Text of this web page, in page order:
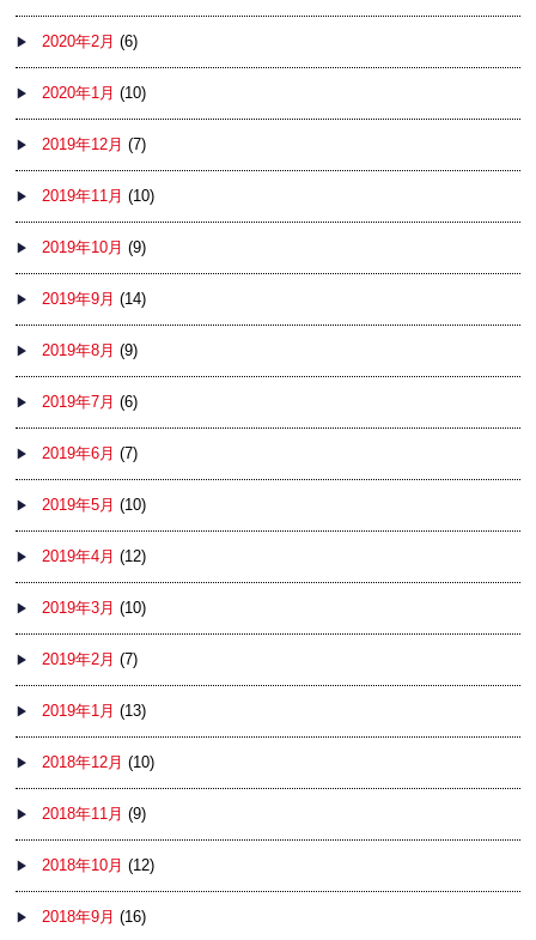
2020年2月 (6)
2020年1月 (10)
2019年12月 (7)
2019年11月 (10)
2019年10月 (9)
2019年9月 (14)
2019年8月 (9)
2019年7月 (6)
2019年6月 (7)
2019年5月 (10)
2019年4月 (12)
2019年3月 (10)
2019年2月 (7)
2019年1月 (13)
2018年12月 (10)
2018年11月 (9)
2018年10月 (12)
2018年9月 (16)